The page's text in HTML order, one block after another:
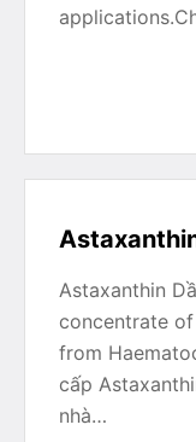
Astaxanthin
concentrate
from
cấp
nhà…